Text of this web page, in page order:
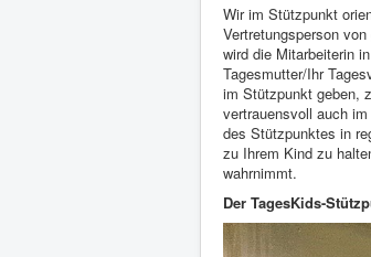
Wir im Stützpunkt
Vertretungsperson
wird die Mitarbeiterin
Tagesmutter/Ihr
im Stützpunkt geben,
vertrauensvoll auch
des Stützpunktes in
zu Ihrem Kind zu
wahrnimmt.
Der TagesKids-